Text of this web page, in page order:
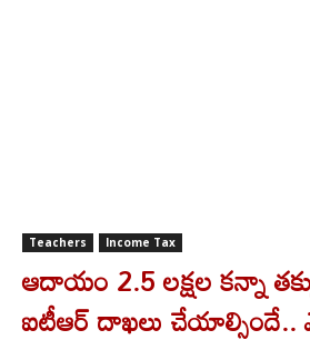
Teachers Income Tax
ఆదాయం 2.5 లక్షల కన్నా
ఐటీఆర్‌ దాఖలు చేయాల్సిందే..